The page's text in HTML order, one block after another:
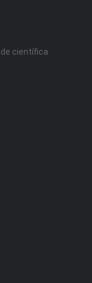
científica